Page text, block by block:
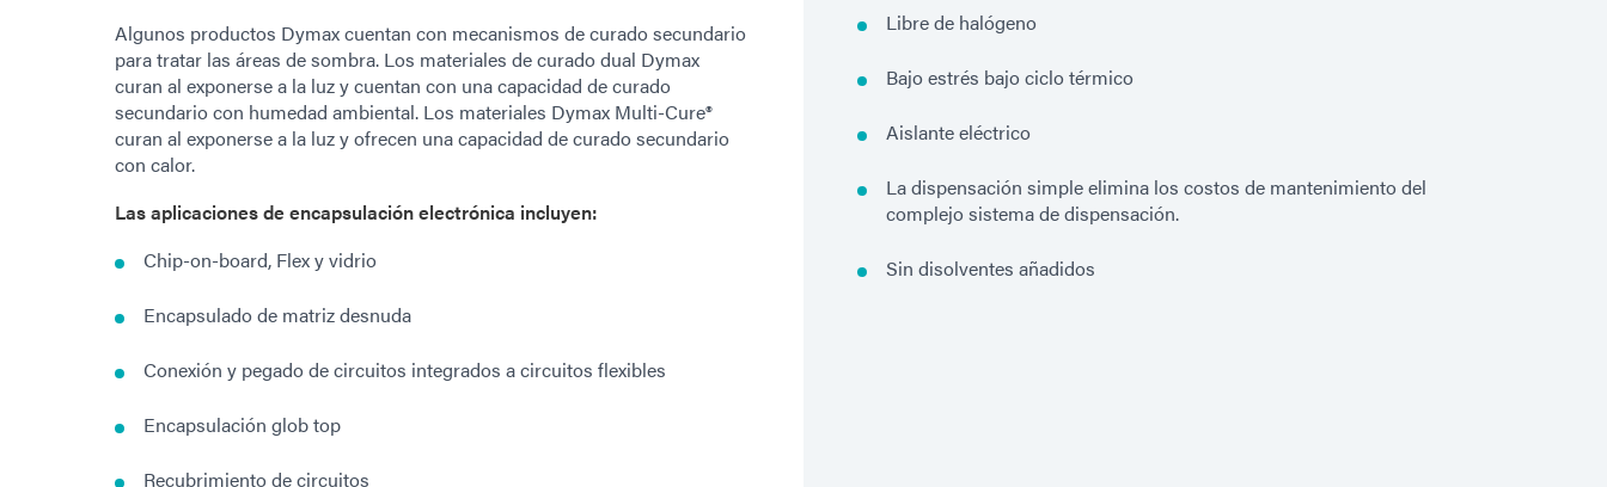
Algunos productos Dymax cuentan con mecanismos de curado secundario
para tratar las áreas de sombra. Los materiales de curado dual Dymax
curan al exponerse a la luz y cuentan con una capacidad de curado
secundario con humedad ambiental. Los materiales Dymax Multi-Cure®
curan al exponerse a la luz y ofrecen una capacidad de curado secundario
con calor.
Las aplicaciones de encapsulación electrónica incluyen:
Chip-on-board, Flex y vidrio
Encapsulado de matriz desnuda
Conexión y pegado de circuitos integrados a circuitos flexibles
Encapsulación glob top
Recubrimiento de circuitos
Libre de halógeno
Bajo estrés bajo ciclo térmico
Aislante eléctrico
La dispensación simple elimina los costos de mantenimiento del
complejo sistema de dispensación.
Sin disolventes añadidos